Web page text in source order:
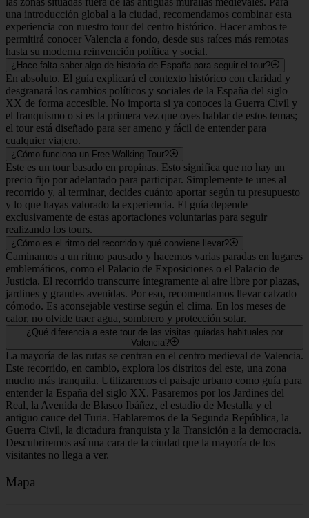
una introducción global a la ciudad, recomendamos combinar esta
experiencia con nuestro tour del centro histórico. Hacer ambos te
permitirá conocer Valencia a fondo, desde sus raíces más remotas
hasta su moderna reinvención política y social.
¿Hace falta saber algo de historia de España para seguir el tour?
En absoluto. El guía explicará el contexto histórico con claridad y
desgranará los cambios políticos y sociales de la España del siglo
XX de forma accesible. No importa si ya conoces la Guerra Civil y
el franquismo o si es la primera vez que oyes hablar de estos temas;
el tour está diseñado para ser ameno y fácil de entender para
cualquier viajero.
¿Cómo funciona un Free Walking Tour?
Este es un tour basado en propinas. Esto significa que no hay un
precio fijo por adelantado para participar. Simplemente te unes al
recorrido y, al terminar, decides cuánto aportar según tu presupuesto
y lo que hayas valorado la experiencia. El guía depende
exclusivamente de estas aportaciones voluntarias para seguir
realizando los tours.
¿Cómo es el ritmo del recorrido y qué conviene llevar?
Caminamos a un ritmo pausado y hacemos varias paradas en lugares
emblemáticos, como el Palacio de Exposiciones o el Palacio de
Justicia. El recorrido transcurre íntegramente al aire libre por plazas,
jardines y grandes avenidas. Por eso, recomendamos llevar calzado
cómodo. Es aconsejable vestirse según el clima. En los meses de
calor, no olvide traer agua, sombrero y protección solar.
¿Qué diferencia a este tour de las visitas guiadas habituales por
Valencia?
La mayoría de las rutas se centran en el centro medieval de Valencia.
Este recorrido, en cambio, explora los distritos del este, una zona
mucho más tranquila. Utilizaremos el paisaje urbano como guía para
entender la España del siglo XX. Pasaremos por los Jardines del
Real, la Avenida de Blasco Ibáñez, el estadio de Mestalla y el
antiguo cauce del Turia. Hablaremos de la Segunda República, la
Guerra Civil, la dictadura franquista y la Transición a la democracia.
Descubriremos así una cara de la ciudad que la mayoría de los
visitantes no llega a ver.
Mapa